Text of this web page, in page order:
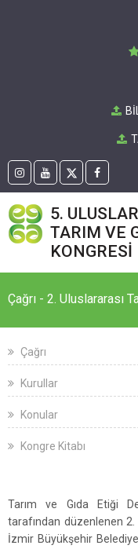
5.
TARIM VE
KONGRESİ
Çağrı - 2. Uluslararası
Çağrı
Kurullar
Konular
Kongre Kitabı
Tarım ve Gıda Etiği
tarafından düzenlenen 2.
İzmir Büyükşehir